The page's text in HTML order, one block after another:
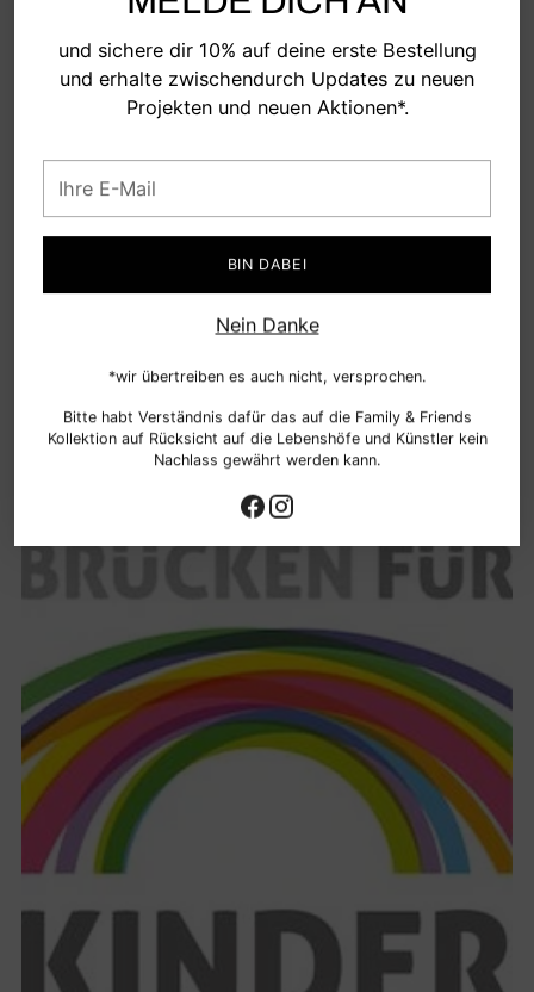
und sichere dir 10% auf deine erste Bestellung
und erhalte zwischendurch Updates zu neuen
Projekten und neuen Aktionen*.
E-
Mail
BIN DABEI
Nein Danke
*wir übertreiben es auch nicht, versprochen.
Bitte habt Verständnis dafür das auf die Family & Friends
Kollektion auf Rücksicht auf die Lebenshöfe und Künstler kein
Nachlass gewährt werden kann.
hochwertiges Finish gefaltet
Lange Henkel mit verstärktem Kreuzstich
GRÖSSETABELLE
VERSAND UND RÜCKGABE
Fragen zum Produkt? Kontaktiere uns oder schau in unserem
FAQ Center